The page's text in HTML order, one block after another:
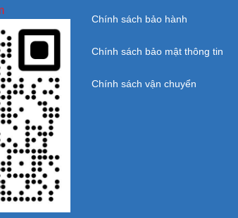
Chính sách bảo hành
Chính sách bảo mật thông tin
Chính sách vận chuyển